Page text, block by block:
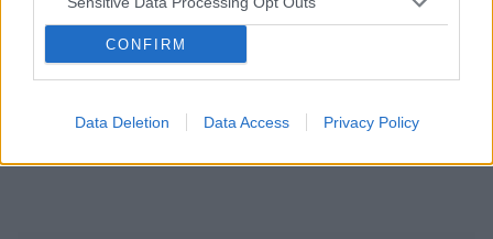
CONFIRM
Data Deletion Data Access Privacy Policy